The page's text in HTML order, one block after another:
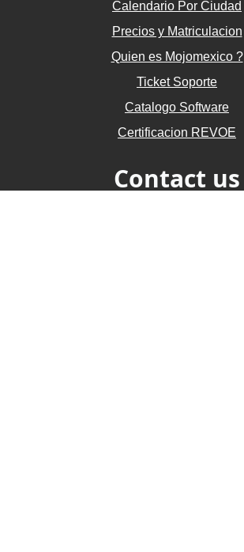
Calendario Por Ciudad
Precios y Matriculacion
Quien es Mojomexico ?
Ticket Soporte
Catalogo Software
Certificacion REVOE
Contact us